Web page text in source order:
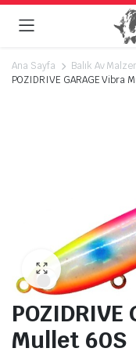
Ana Sayfa Balık Av
POZIDRIVE GARAGE Vibra
POZIDRIVE
Mullet 60S